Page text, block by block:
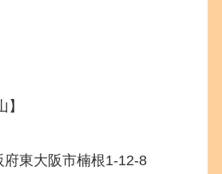
】
東大阪市楠根1-12-8